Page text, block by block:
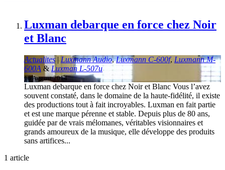
Luxman debarque en force chez Noir
et Blanc
Actualites| Luxmann Audio,Luxmann C-600f, Luxmann M-
600A & Luxman L-507u
16 August 2014
Luxman debarque en force chez Noir et Blanc Vous l’avez
souvent constaté, dans le domaine de la haute-fidélité, il existe
des productions tout à fait incroyables. Luxman en fait partie
et est une marque pérenne et stable. Depuis plus de 80 ans,
guidée par de vrais mélomanes, véritables visionnaires et
grands amoureux de la musique, elle développe des produits
sans artifices...
1 article